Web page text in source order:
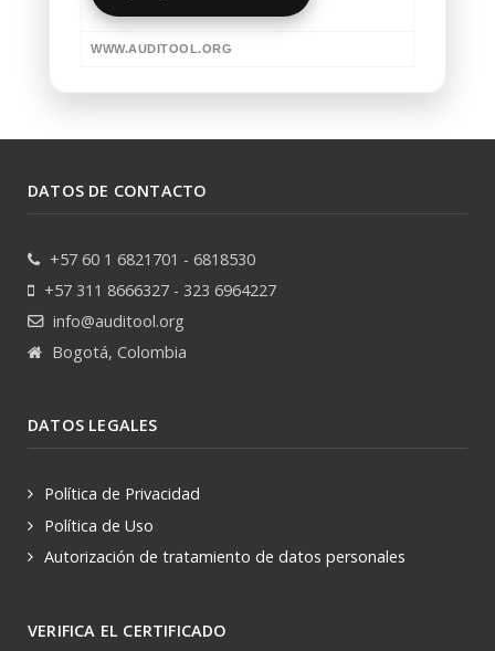
WWW.AUDITOOL.ORG
DATOS DE CONTACTO
+57 60 1 6821701 - 6818530
+57 311 8666327 - 323 6964227
info@auditool.org
Bogotá, Colombia
DATOS LEGALES
Política de Privacidad
Política de Uso
Autorización de tratamiento de datos personales
VERIFICA EL CERTIFICADO